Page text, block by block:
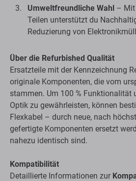
Umweltfreundliche Wahl – Mit
Teilen unterstützt du
Reduzierung von
Über die Refurbished Qualität
Ersatzteile mit der Kennzeichnung
originale Komponenten, die vom
stammen. Um 100 % Funktionalität
Optik zu gewährleisten, können
Flexkabel – durch neue, nach
gefertigte Komponenten ersetzt
nahezu identisch sind.
Kompatibilität
Detaillierte Informationen zur